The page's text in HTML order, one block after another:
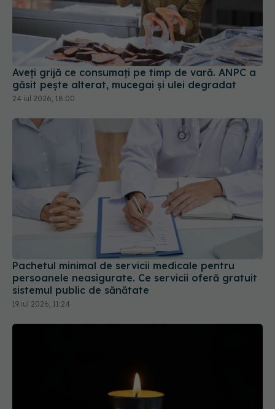
Aveți grijă ce consumați pe timp de vară. ANPC a
găsit pește alterat, mucegai și ulei degradat
24 iul 2026, 18:00
Pachetul minimal de servicii medicale pentru
persoanele neasigurate. Ce servicii oferă gratuit
sistemul public de sănătate
19 iul 2026, 11:24